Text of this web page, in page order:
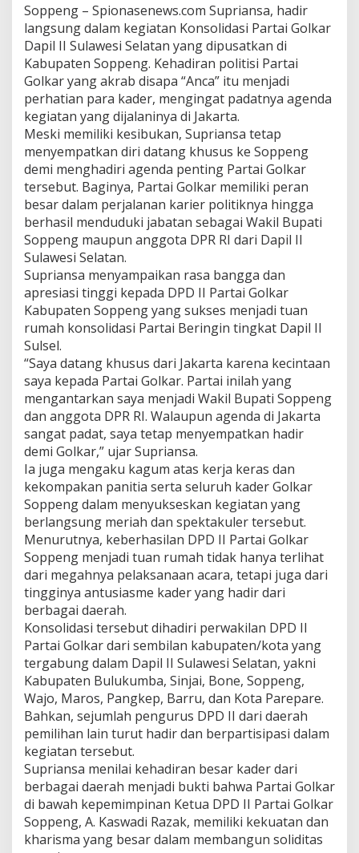
Soppeng – Spionasenews.com Supriansa, hadir
langsung dalam kegiatan Konsolidasi Partai Golkar
Dapil II Sulawesi Selatan yang dipusatkan di
Kabupaten Soppeng. Kehadiran politisi Partai
Golkar yang akrab disapa “Anca” itu menjadi
perhatian para kader, mengingat padatnya agenda
kegiatan yang dijalaninya di Jakarta.
Meski memiliki kesibukan, Supriansa tetap
menyempatkan diri datang khusus ke Soppeng
demi menghadiri agenda penting Partai Golkar
tersebut. Baginya, Partai Golkar memiliki peran
besar dalam perjalanan karier politiknya hingga
berhasil menduduki jabatan sebagai Wakil Bupati
Soppeng maupun anggota DPR RI dari Dapil II
Sulawesi Selatan.
Supriansa menyampaikan rasa bangga dan
apresiasi tinggi kepada DPD II Partai Golkar
Kabupaten Soppeng yang sukses menjadi tuan
rumah konsolidasi Partai Beringin tingkat Dapil II
Sulsel.
“Saya datang khusus dari Jakarta karena kecintaan
saya kepada Partai Golkar. Partai inilah yang
mengantarkan saya menjadi Wakil Bupati Soppeng
dan anggota DPR RI. Walaupun agenda di Jakarta
sangat padat, saya tetap menyempatkan hadir
demi Golkar,” ujar Supriansa.
Ia juga mengaku kagum atas kerja keras dan
kekompakan panitia serta seluruh kader Golkar
Soppeng dalam menyukseskan kegiatan yang
berlangsung meriah dan spektakuler tersebut.
Menurutnya, keberhasilan DPD II Partai Golkar
Soppeng menjadi tuan rumah tidak hanya terlihat
dari megahnya pelaksanaan acara, tetapi juga dari
tingginya antusiasme kader yang hadir dari
berbagai daerah.
Konsolidasi tersebut dihadiri perwakilan DPD II
Partai Golkar dari sembilan kabupaten/kota yang
tergabung dalam Dapil II Sulawesi Selatan, yakni
Kabupaten Bulukumba, Sinjai, Bone, Soppeng,
Wajo, Maros, Pangkep, Barru, dan Kota Parepare.
Bahkan, sejumlah pengurus DPD II dari daerah
pemilihan lain turut hadir dan berpartisipasi dalam
kegiatan tersebut.
Supriansa menilai kehadiran besar kader dari
berbagai daerah menjadi bukti bahwa Partai Golkar
di bawah kepemimpinan Ketua DPD II Partai Golkar
Soppeng, A. Kaswadi Razak, memiliki kekuatan dan
kharisma yang besar dalam membangun soliditas